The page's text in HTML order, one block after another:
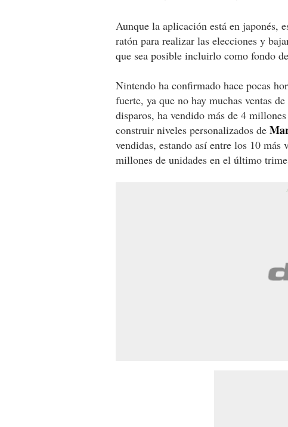
Aunque la aplicación está en japonés,
ratón para realizar las elecciones y
que sea posible incluirlo como fondo
Nintendo ha confirmado hace pocas
fuerte, ya que no hay muchas ventas
disparos, ha vendido más de 4
construir niveles personalizados de
vendidas, estando así entre los 10
millones de unidades en el último